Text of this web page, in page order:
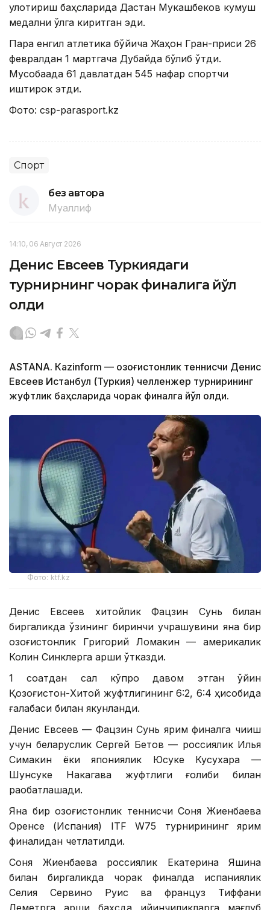
улоқтириш баҳсларида Дастан Мукашбеков кумуш
медални қўлга киритган эди.
Пара енгил атлетика бўйича Жаҳон Гран-приси 26
февралдан 1 мартгача Дубайда бўлиб ўтди.
Мусобақада 61 давлатдан 545 нафар спортчи
иштирок этди.
Фото: csp-parasport.kz
Спорт
без автора
Муаллиф
14:10, 06 Август 2026
Денис Евсеев Туркиядаги
турнирнинг чорак финалига йўл
олди
ASTANА. Кazinform — Қозоғистонлик теннисчи Денис
Евсеев Истанбул (Туркия) челленжер турнирининг
жуфтлик баҳсларида чорак финалга йўл олди.
Фото: ktf.kz
Денис Евсеев хитойлик Фацзин Сунь билан
биргаликда ўзининг биринчи учрашувини яна бир
қозоғистонлик Григорий Ломакин — америкалик
Колин Синклерга қарши ўтказди.
1 соатдан сал кўпроқ давом этган ўйин
Қозоғистон-Хитой жуфтлигининг 6:2, 6:4 ҳисобида
ғалабаси билан якунланди.
Денис Евсеев — Фацзин Сунь ярим финалга чиқиш
учун беларуслик Сергей Бетов — россиялик Илья
Симакин ёки япониялик Юсуке Кусухара —
Шунсуке Накагава жуфтлиги ғолиби билан
рақобатлашади.
Яна бир қозоғистонлик теннисчи Соня Жиенбаева
Оренсе (Испания) ITF W75 турнирининг ярим
финалидан четлатилди.
Соня Жиенбаева россиялик Екатерина Яшина
билан биргаликда чорак финалда испаниялик
Селия Сервино Руис ва француз Тиффани